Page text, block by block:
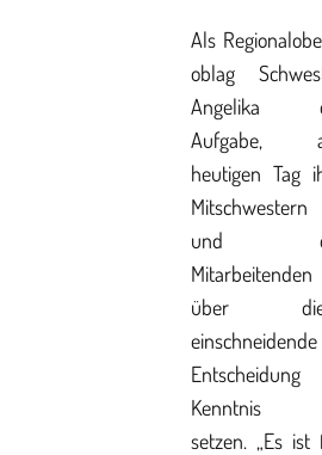
Als
oblag
Angelika
Aufgabe,
heutigen Tag
Mitschwestern
und
Mitarbeitenden
über
einschneidende
Kenntnis
setzen. „Es ist